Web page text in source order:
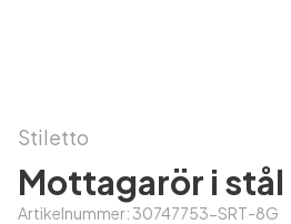
Stiletto
Mottagarör i stål
Artikelnummer:30747753-SRT-8G